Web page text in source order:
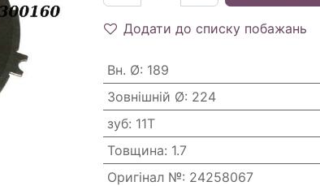
Додати до списку побажань
Вн. Ø: 189
Зовнішній Ø: 224
зуб: 11T
Товщина: 1.7
Оригінал №: 24258067